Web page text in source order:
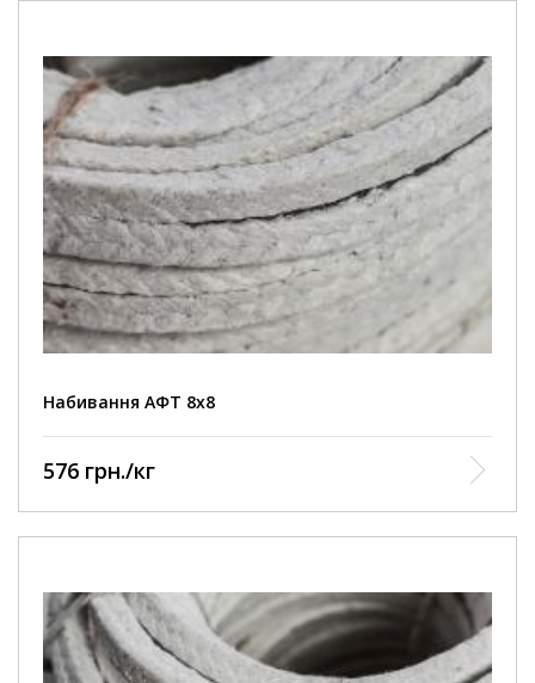
Набивання АФТ 8х8
576 грн./кг